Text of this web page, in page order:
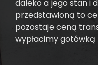
daleko a jego stan i
przedstawioną to
pozostaje ceną
wypłacimy gotówką